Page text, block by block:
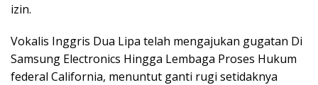
izin.
Vokalis Inggris Dua Lipa telah mengajukan gugatan Di
Samsung Electronics Hingga Lembaga Proses Hukum
federal California, menuntut ganti rugi setidaknya